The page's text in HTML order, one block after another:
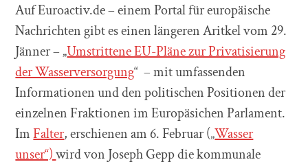
Auf Euroactiv.de – einem Portal für europäische
Nachrichten gibt es einen längeren Aritkel vom 29.
Jänner – „Umstrittene EU-Pläne zur Privatisierung
der Wasserversorgung“ – mit umfassenden
Informationen und den politischen Positionen der
einzelnen Fraktionen im Europäsichen Parlament.
ImFalter, erschienen am 6. Februar („Wasser
unser“)wird von Joseph Gepp die kommunale